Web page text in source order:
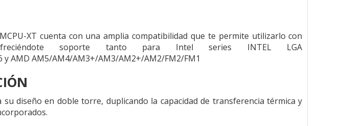
XT cuenta con una amplia compatibilidad que te permite utilizarlo con
soporte tanto para Intel series INTEL LGA
AMD AM5/AM4/AM3+/AM3/AM2+/AM2/FM2/FM1
diseño en doble torre, duplicando la capacidad de transferencia térmica y